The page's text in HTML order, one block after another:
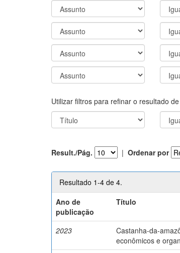
Utilizar filtros para refinar o resultado
Result./Pág. | Ordenar por
Resultado 1-4 de 4.
Ano de
publicação
Título
2023
Castanha-da-
econômicos e